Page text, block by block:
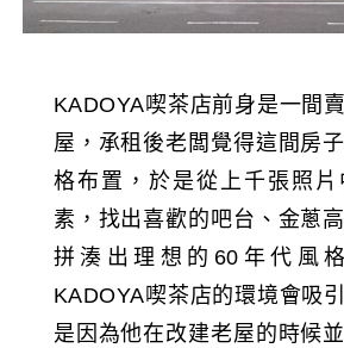
KADOYA喫茶店前身是一間
屋，承租後老闆覺得這間房
格布置，於是從上千張照
素，找出喜歡的吧台、金蔥
拼湊出理想的60年代風
KADOYA喫茶店的環境會吸
是因為他在改建老屋的時候